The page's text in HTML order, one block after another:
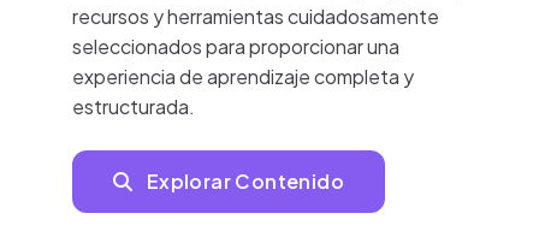
recursos y herramientas cuidadosamente
seleccionados para proporcionar una
experiencia de aprendizaje completa y
estructurada.
Explorar Contenido